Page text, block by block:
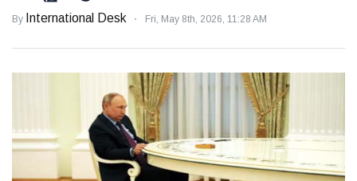
By International Desk Fri, May 8th, 2026, 11:28 AM